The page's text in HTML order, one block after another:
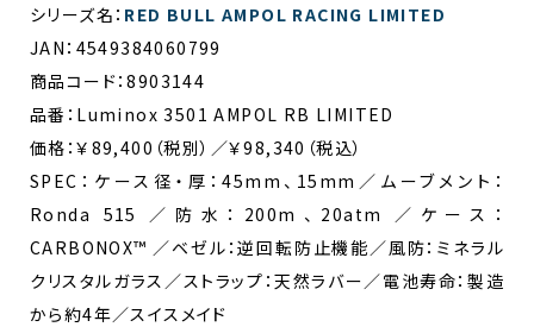
シリーズ名： RED BULL AMPOL RACING LIMITED
JAN：4549384060799
商品コード：8903144
品番：Luminox 3501 AMPOL RB LIMITED
価格：￥89,400（税別）／￥98,340（税込）
SPEC：ケース径・厚：45mm、15mm／ムーブメント：
Ronda 515 ／防水：200m、20atm ／ケース：
CARBONOX™ ／ベゼル：逆回転防止機能／風防：ミネラル
クリスタルガラス／ストラップ：天然ラバー／電池寿命：製造
から約4年／スイスメイド